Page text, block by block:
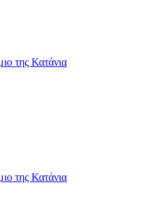
της Κατάνια
της Κατάνια